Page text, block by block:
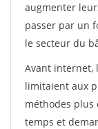
augmenter
passer par un
le secteur du
Avant internet,
limitaient aux
méthodes plus
temps et